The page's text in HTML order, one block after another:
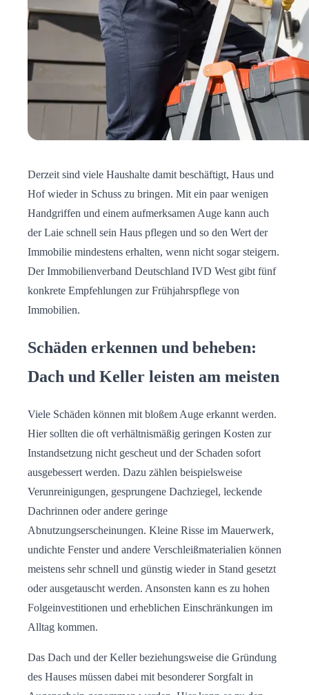
Derzeit sind viele Haushalte damit beschäftigt, Haus und
Hof wieder in Schuss zu bringen. Mit ein paar wenigen
Handgriffen und einem aufmerksamen Auge kann auch
der Laie schnell sein Haus pflegen und so den Wert der
Immobilie mindestens erhalten, wenn nicht sogar steigern.
Der Immobilienverband Deutschland IVD West gibt fünf
konkrete Empfehlungen zur Frühjahrspflege von
Immobilien.
Schäden erkennen und beheben:
Dach und Keller leisten am meisten
Viele Schäden können mit bloßem Auge erkannt werden.
Hier sollten die oft verhältnismäßig geringen Kosten zur
Instandsetzung nicht gescheut und der Schaden sofort
ausgebessert werden. Dazu zählen beispielsweise
Verunreinigungen, gesprungene Dachziegel, leckende
Dachrinnen oder andere geringe
Abnutzungserscheinungen. Kleine Risse im Mauerwerk,
undichte Fenster und andere Verschleißmaterialien können
meistens sehr schnell und günstig wieder in Stand gesetzt
oder ausgetauscht werden. Ansonsten kann es zu hohen
Folgeinvestitionen und erheblichen Einschränkungen im
Alltag kommen.
Das Dach und der Keller beziehungsweise die Gründung
des Hauses müssen dabei mit besonderer Sorgfalt in